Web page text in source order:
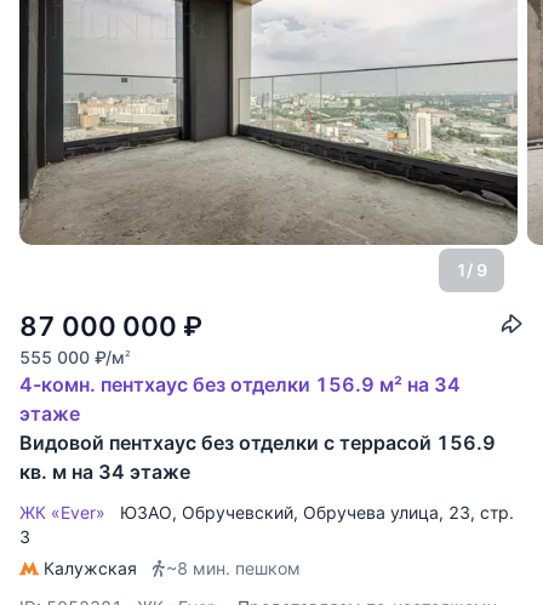
1/ 9
87 000 000 ₽
555 000 ₽/м2
4-комн. пентхаус без отделки 156.9 м² на 34
этаже
Видовой пентхаус без отделки с террасой 156.9
кв. м на 34 этаже
ЖК «Ever» ЮЗАО, Обручевский, Обручева улица, 23, стр.
3
Калужская
~8 мин. пешком